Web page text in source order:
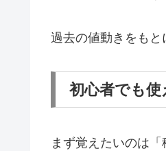
過去の値動きをもと
初心者でも
まず覚えたいのは